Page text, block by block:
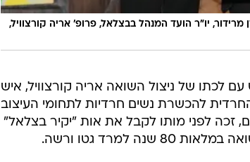
יו"ר הועד המנהל בבצלאל, פרופ' אריה קורצוויל,
לכתו של ניצול השואה אריה קורצוויל, איש
להכשרת נשים חרדיות לתחומי העיצוב
זכה לפני מותו לקבל את אות "יקיר בצלאל"